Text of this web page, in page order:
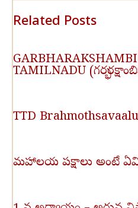
Related Posts
TAMILNADU
TTD Brahmothsavaalu
మహాలయ పక్షాలు అంటే